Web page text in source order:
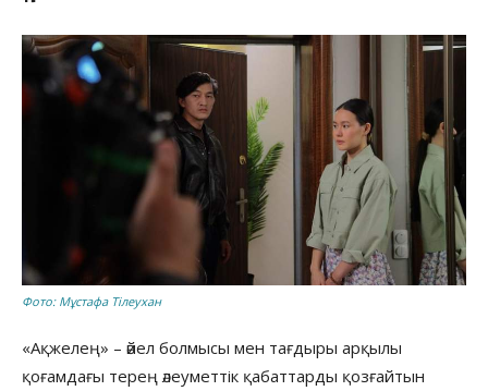
Фото: Мұстафа Тілеухан
«Ақжелең» – әйел болмысы мен тағдыры арқылы
қоғамдағы терең әлеуметтік қабаттарды қозғайтын